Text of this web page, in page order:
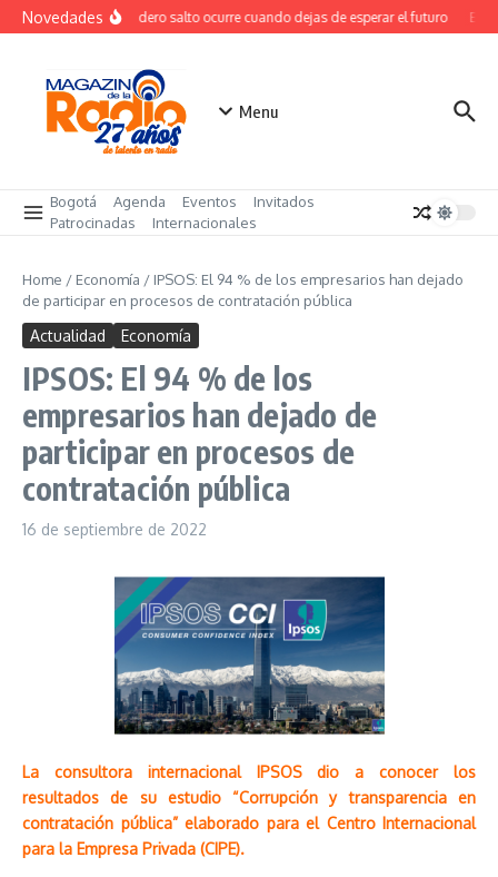
Saltar al contenido
NovedadesEl verdadero salto ocurre cuando dejas de esperar el futuro El
Menu
Bogotá Agenda Eventos
Invitados
Patrocinadas
Internacionales
Home / Economía / IPSOS: El 94 % de los empresarios han dejado
de participar en procesos de contratación pública
Actualidad Economía
IPSOS: El 94 % de los
empresarios han dejado de
participar en procesos de
contratación pública
16 de septiembre de 2022
La consultora internacional IPSOS dio a conocer los
resultados de su estudio “Corrupción y transparencia en
contratación pública” elaborado para el Centro Internacional
para la Empresa Privada (CIPE).